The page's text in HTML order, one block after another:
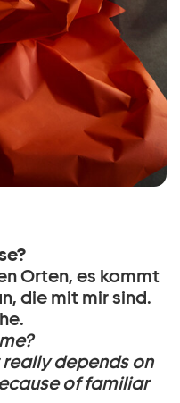
Orten, es kommt
die mit mir sind.
depends on
of familiar